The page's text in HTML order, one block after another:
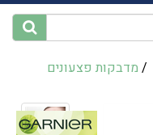
/ מדבקות פצעונים